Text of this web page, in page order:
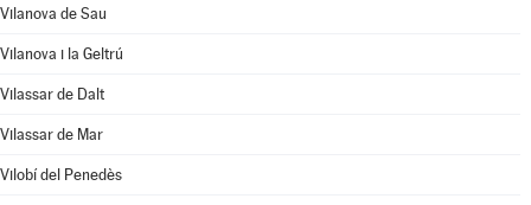
Vilanova de Sau
Vilanova i la Geltrú
Vilassar de Dalt
Vilassar de Mar
Vilobí del Penedès